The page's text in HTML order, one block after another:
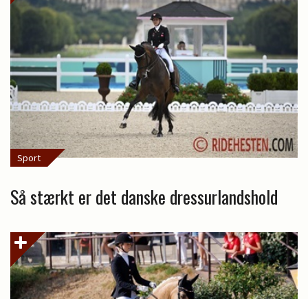
Sport
Så stærkt er det danske dressurlandshold